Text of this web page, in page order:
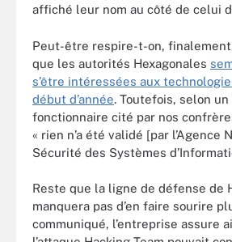
affiché leur nom au côté de celui
Peut-être respire-t-on,
que les autorités Hexagonales
s’être intéressées aux
début d’année. Toutefois, selon un
fonctionnaire cité par nos
« rien n’a été validé [par l’Agence
Sécurité des Systèmes
Reste que la ligne de défense de
manquera pas d’en faire sourire
communiqué, l’entreprise assure